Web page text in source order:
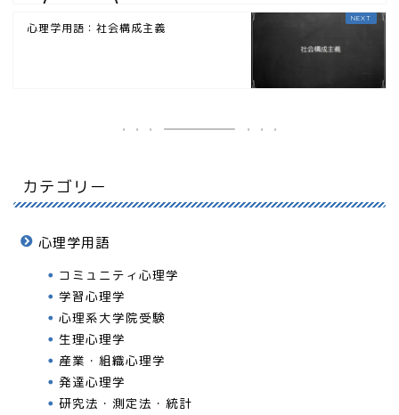
心理学用語：社会構成主義
カテゴリー
心理学用語
コミュニティ心理学
学習心理学
心理系大学院受験
生理心理学
産業・組織心理学
発達心理学
研究法・測定法・統計